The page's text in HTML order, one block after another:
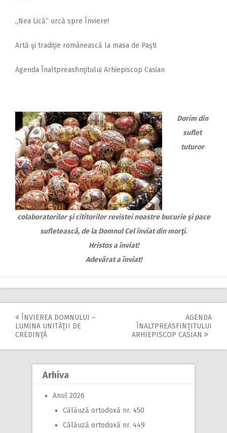
„Nea Lică“ urcă spre Înviere!
Artă şi tradiţie românească la masa de Paşti
Agenda Înaltpreasfinţitului Arhiepiscop Casian
Dorim din
suflet
tuturor
colaboratorilor şi cititorilor revistei noastre bucurie şi pace
sufletească, de la Domnul Cel înviat din morţi.
Hristos a înviat!
Adevărat a înviat!
Post
navigation
ÎNVIEREA DOMNULUI –
LUMINA UNITĂŢII DE
CREDINŢĂ
AGENDA
ÎNALTPREASFINŢITULUI
ARHIEPISCOP CASIAN
Arhiva
Anul 2026
Călăuză ortodoxă nr. 450
Călăuză ortodoxă nr. 449